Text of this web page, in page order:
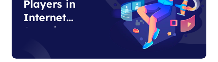
Players in
Internet
Security